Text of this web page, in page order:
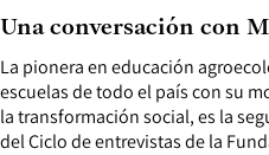
La pionera en educación
escuelas de todo el país con su
la transformación social, es la
del Ciclo de entrevistas de la
Una conversación con